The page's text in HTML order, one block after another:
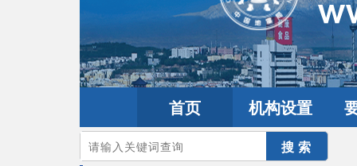
首页 机构设置
您的当前位置：首页>地震频道